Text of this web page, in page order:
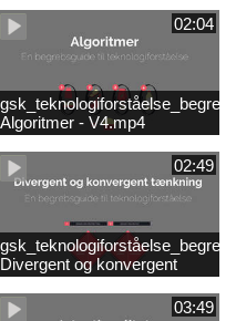
02:04
Algoritmer - V4.mp4
02:49
Divergent og konvergent
tænkning - V4.mp4
03:49